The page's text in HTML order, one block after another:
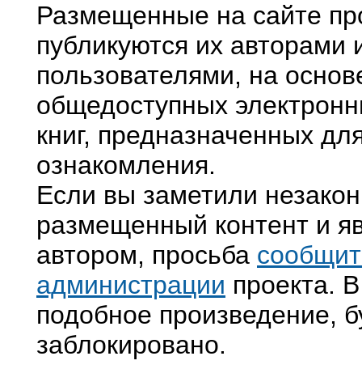
Размещенные на сайте
публикуются их авторами
пользователями, на
общедоступных
книг, предназначенных
ознакомления.
Если вы заметили
размещенный контент и
автором, просьба
администрации проекта.
подобное произведение,
заблокировано.